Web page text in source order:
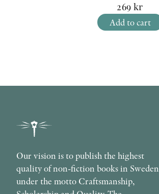
269 kr
Add to cart
Our vision is to publish the highest
quality of non-fiction books in Sweden
under the motto Craftsmanship,